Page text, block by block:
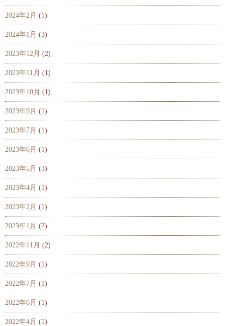
2024年2月 (1)
2024年1月 (3)
2023年12月 (2)
2023年11月 (1)
2023年10月 (1)
2023年9月 (1)
2023年7月 (1)
2023年6月 (1)
2023年5月 (3)
2023年4月 (1)
2023年2月 (1)
2023年1月 (2)
2022年11月 (2)
2022年9月 (1)
2022年7月 (1)
2022年6月 (1)
2022年4月 (1)